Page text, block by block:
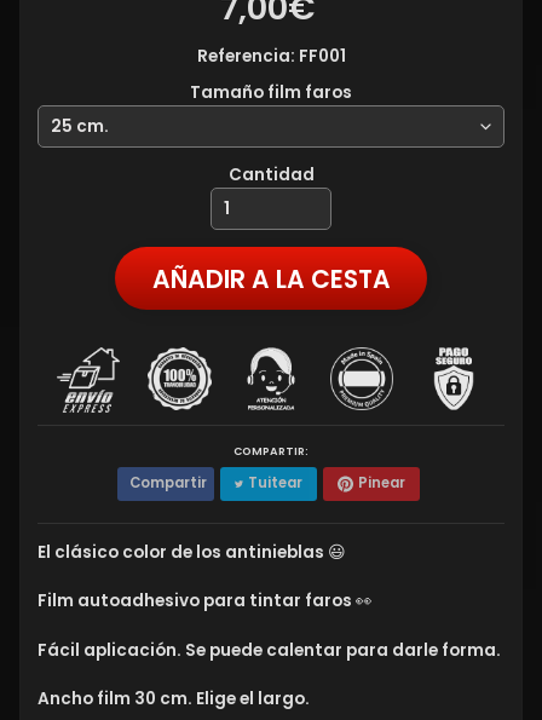
Referencia: FF001
Tamaño film faros
Cantidad
AÑADIR A LA CESTA
COMPARTIR:
Compartir Tuitear Pinear
El clásico color de los antinieblas 😃
Film autoadhesivo para tintar faros 👀
Fácil aplicación. Se puede calentar para darle forma.
Ancho film 30 cm. Elige el largo.